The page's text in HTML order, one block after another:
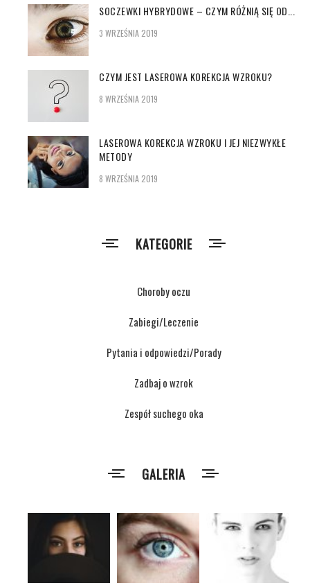
SOCZEWKI HYBRYDOWE – CZYM RÓŻNIĄ SIĘ OD...
3 WRZEŚNIA 2019
CZYM JEST LASEROWA KOREKCJA WZROKU?
8 WRZEŚNIA 2019
LASEROWA KOREKCJA WZROKU I JEJ NIEZWYKŁE
METODY
8 WRZEŚNIA 2019
KATEGORIE
Choroby oczu
Zabiegi/Leczenie
Pytania i odpowiedzi/Porady
Zadbaj o wzrok
Zespół suchego oka
GALERIA